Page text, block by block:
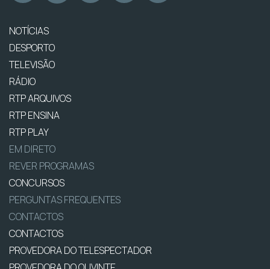
NOTÍCIAS
DESPORTO
TELEVISÃO
RÁDIO
RTP ARQUIVOS
RTP ENSINA
RTP PLAY
EM DIRETO
REVER PROGRAMAS
CONCURSOS
PERGUNTAS FREQUENTES
CONTACTOS
CONTACTOS
PROVEDORA DO TELESPECTADOR